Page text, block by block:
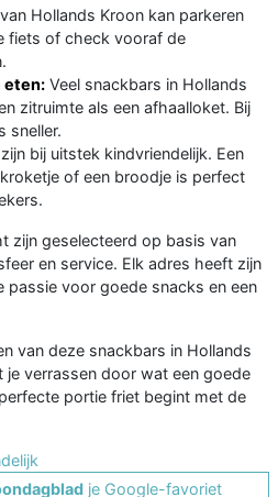
Hollands Kroon kan parkeren
fiets of check vooraf de
eten: Veel snackbars in Hollands
zitruimte als een afhaalloket. Bij
sneller.
bij uitstek kindvriendelijk. Een
of een broodje is perfect
zijn geselecteerd op basis van
en service. Elk adres heeft zijn
passie voor goede snacks en een
van deze snackbars in Hollands
je verrassen door wat een goede
portie friet begint met de
je Google-favoriet